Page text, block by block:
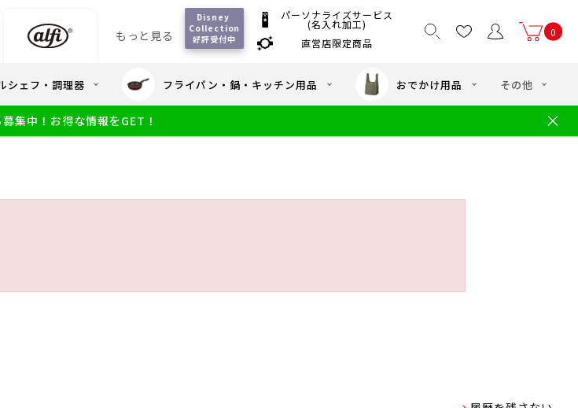
もっと見る
以上送料無料
サーモスのeギフト
ギフトのご案内
Disney
Collection
好評受付中
パーソナライズサービス
(名入れ加工)
直営店限定商品
幼児・園児向け水筒
0
シェフ・調理器 フライパン・鍋・キッチン用品 おでかけ用品 その他
集中！お得な情報をGET！